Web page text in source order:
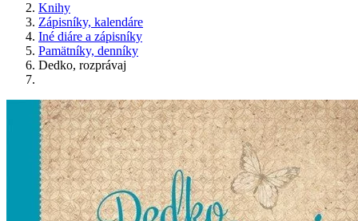
Knihy
Zápisníky, kalendáre
Iné diáre a zápisníky
Pamätníky, denníky
Dedko, rozprávaj